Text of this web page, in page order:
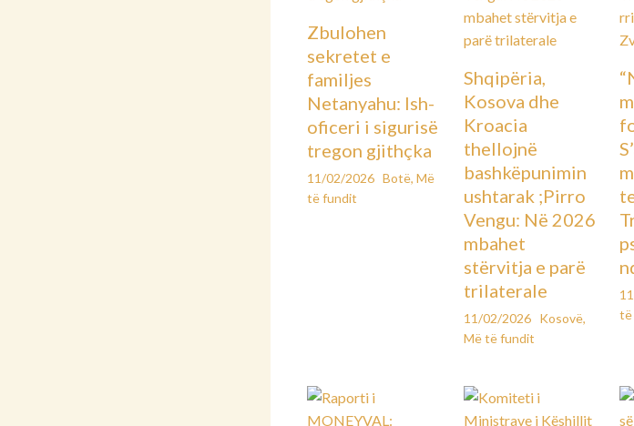
Zbulohen
sekretet e
familjes
Netanyahu: Ish-
oficeri i sigurisë
tregon gjithçka
11/02/2026 Botë, Më
të fundit
Shqipëria,
Kosova dhe
Kroacia
thellojnë
bashkëpunimin
ushtarak ;Pirro
Vengu: Në 2026
mbahet
stërvitja e parë
trilaterale
11/02/2026 Kosovë,
Më të fundit
të